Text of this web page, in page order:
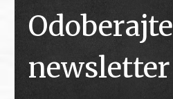
Odoberajte
newsletter